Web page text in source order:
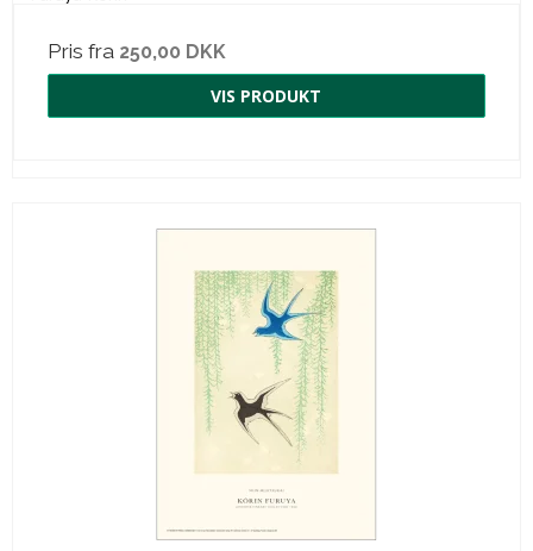
Pris fra 250,00 DKK
VIS PRODUKT